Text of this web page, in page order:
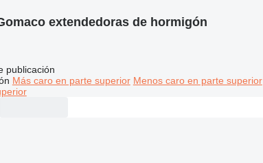
extendedoras de hormigón
publicación
Más caro en parte superior Menos caro en parte superior